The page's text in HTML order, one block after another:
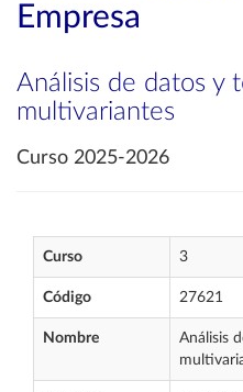
Empresa
Análisis de datos y
multivariantes
Curso 2025-2026
Curso 3
Código 27621
Nombre
Análisis